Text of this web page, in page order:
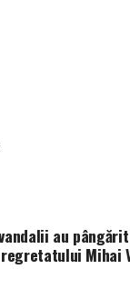
au
Mihai